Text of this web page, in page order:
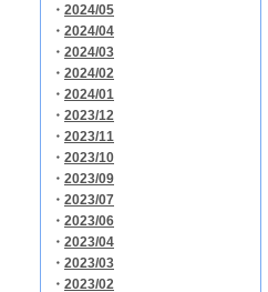
・ 2024/05
・ 2024/04
・ 2024/03
・ 2024/02
・ 2024/01
・ 2023/12
・ 2023/11
・ 2023/10
・ 2023/09
・ 2023/07
・ 2023/06
・ 2023/04
・ 2023/03
・ 2023/02